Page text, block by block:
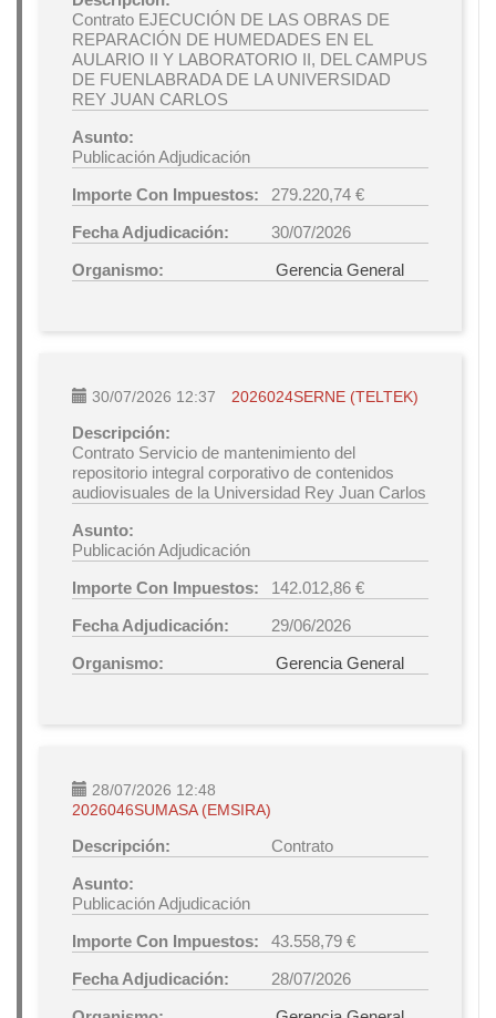
Contrato EJECUCIÓN DE LAS OBRAS DE
REPARACIÓN DE HUMEDADES EN EL
AULARIO II Y LABORATORIO II, DEL CAMPUS
DE FUENLABRADA DE LA UNIVERSIDAD
REY JUAN CARLOS
Asunto:
Publicación Adjudicación
Importe Con Impuestos:
279.220,74 €
Fecha Adjudicación:
30/07/2026
Organismo:
Gerencia General
30/07/2026 12:37 2026024SERNE (TELTEK)
Descripción:
Contrato Servicio de mantenimiento del
repositorio integral corporativo de contenidos
audiovisuales de la Universidad Rey Juan Carlos
Asunto:
Publicación Adjudicación
Importe Con Impuestos:
142.012,86 €
Fecha Adjudicación:
29/06/2026
Organismo:
Gerencia General
28/07/2026 12:48
2026046SUMASA (EMSIRA)
Descripción:
Contrato
Asunto:
Publicación Adjudicación
Importe Con Impuestos:
43.558,79 €
Fecha Adjudicación:
28/07/2026